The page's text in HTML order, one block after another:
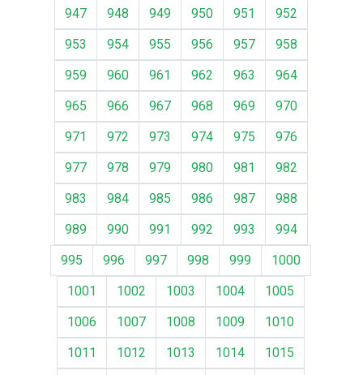
947
948 949 950 951
952
953
954 955 956 957
958
959
960 961 962 963
964
965
966 967 968 969
970
971
972 973 974 975
976
977
978 979 980 981
982
983
984 985 986 987
988
989
990 991 992 993
994
995
996 997 998 999
1000
1001
1002 1003 1004
1005
1006
1007 1008 1009
1010
1011
1012 1013 1014
1015